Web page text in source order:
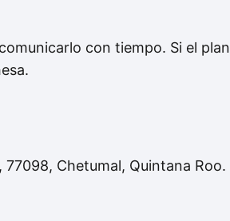
con tiempo. Si el plan
Chetumal, Quintana Roo.